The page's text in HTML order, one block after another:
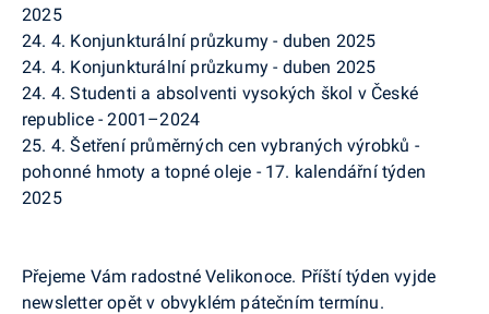
2025
24. 4. Konjunkturální průzkumy - duben 2025
24. 4. Konjunkturální průzkumy - duben 2025
24. 4. Studenti a absolventi vysokých škol v České
republice - 2001–2024
25. 4. Šetření průměrných cen vybraných výrobků -
pohonné hmoty a topné oleje - 17. kalendářní týden
2025
Přejeme Vám radostné Velikonoce. Příští týden vyjde
newsletter opět v obvyklém pátečním termínu.